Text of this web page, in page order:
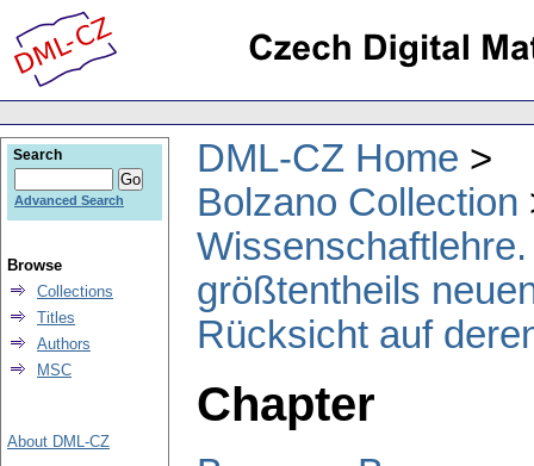
DML-CZ Home
Bolzano Collection
größtentheils
Rücksicht auf
Chapter
Search
Advanced Search
Browse
Collections
Titles
Authors
MSC
About DML-CZ